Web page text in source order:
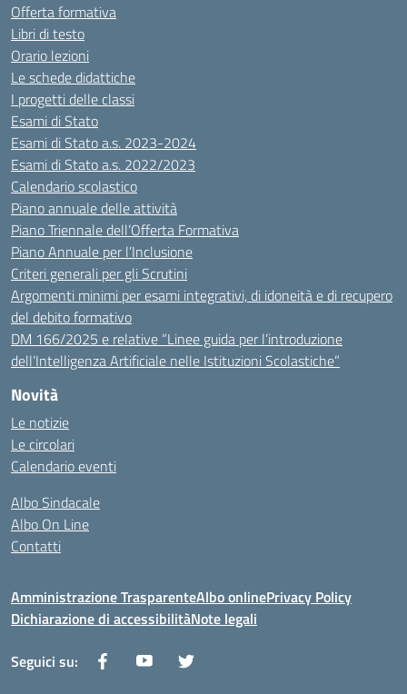
Offerta formativa
Libri di testo
Orario lezioni
Le schede didattiche
I progetti delle classi
Esami di Stato
Esami di Stato a.s. 2023-2024
Esami di Stato a.s. 2022/2023
Calendario scolastico
Piano annuale delle attività
Piano Triennale dell’Offerta Formativa
Piano Annuale per l’Inclusione
Criteri generali per gli Scrutini
Argomenti minimi per esami integrativi, di idoneità e di recupero
del debito formativo
DM 166/2025 e relative “Linee guida per l’introduzione
dell’Intelligenza Artificiale nelle Istituzioni Scolastiche”
Novità
Le notizie
Le circolari
Calendario eventi
Albo Sindacale
Albo On Line
Contatti
Amministrazione TrasparenteAlbo onlinePrivacy Policy
Dichiarazione di accessibilitàNote legali
Seguici su: